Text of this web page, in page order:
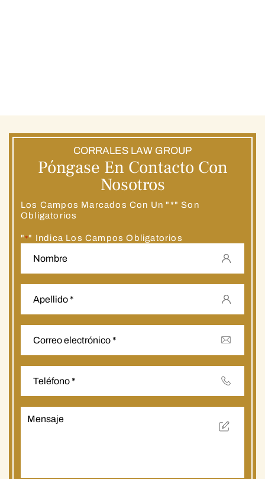
CORRALES LAW GROUP
Póngase En Contacto Con
Nosotros
Los Campos Marcados Con Un "*" Son
Obligatorios
" *" Indica Los Campos Obligatorios